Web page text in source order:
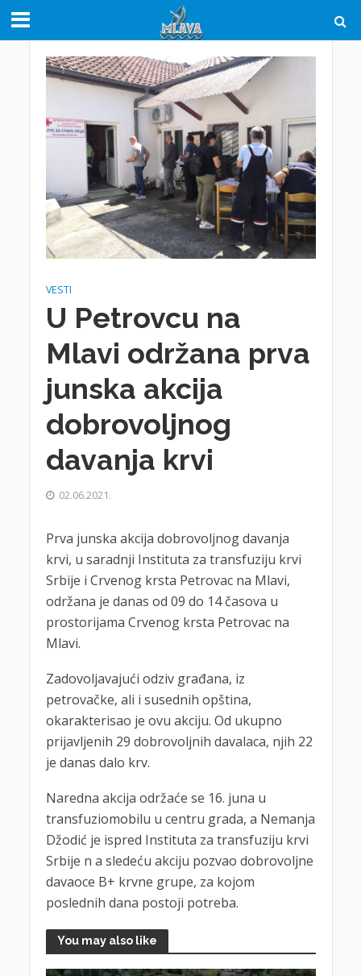
VESTI
U Petrovcu na
Mlavi održana prva
junska akcija
dobrovoljnog
davanja krvi
02.06.2021.
Prva junska akcija dobrovoljnog davanja
krvi, u saradnji Instituta za transfuziju krvi
Srbije i Crvenog krsta Petrovac na Mlavi,
održana je danas od 09 do 14 časova u
prostorijama Crvenog krsta Petrovac na
Mlavi.
Zadovoljavajući odziv građana, iz
petrovačke, ali i susednih opština,
okarakterisao je ovu akciju. Od ukupno
prijavljenih 29 dobrovoljnih davalaca, njih 22
je danas dalo krv.
Naredna akcija održaće se 16. juna u
transfuziomobilu u centru grada, a Nemanja
Džodić je ispred Instituta za transfuziju krvi
Srbije n a sledeću akciju pozvao dobrovoljne
davaoce B+ krvne grupe, za kojom
poslednih dana postoji potreba.
You may also like